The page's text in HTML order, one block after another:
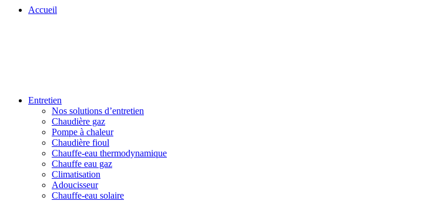
Accueil
Entretien
Nos solutions d’entretien
Chaudière gaz
Pompe à chaleur
Chaudière fioul
Chauffe-eau thermodynamique
Chauffe eau gaz
Climatisation
Adoucisseur
Chauffe-eau solaire